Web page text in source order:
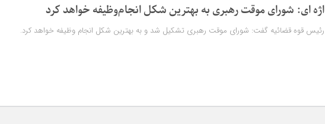
اژه ای: شورای موقت رهبری به بهترین شکل انجام‌وظیفه خواهد کرد
رئیس قوه قضائیه گفت: شورای موقت رهبری تشکیل شد و به بهترین شکل انجام‌ وظیفه خواهد کرد.